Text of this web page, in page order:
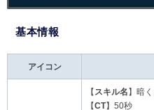
基本情報
アイコン
【 スキル名 】暗
【CT】50秒